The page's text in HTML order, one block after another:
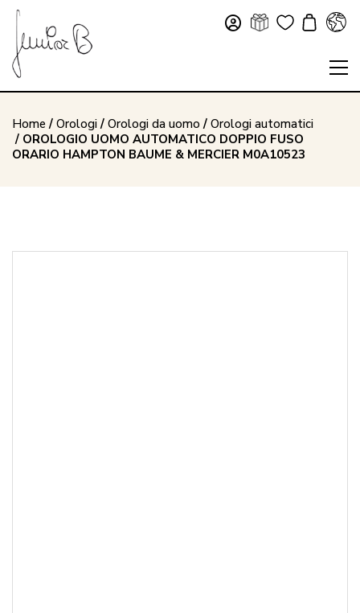
Home / Orologi/ Orologi da uomo / Orologi automatici
/ OROLOGIO UOMO AUTOMATICO DOPPIO FUSO
ORARIO HAMPTON BAUME & MERCIER M0A10523